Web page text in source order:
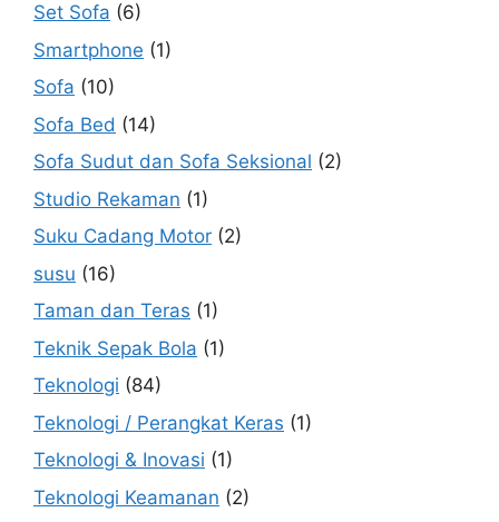
Set Sofa (6)
Smartphone (1)
Sofa (10)
Sofa Bed (14)
Sofa Sudut dan Sofa Seksional (2)
Studio Rekaman (1)
Suku Cadang Motor (2)
susu (16)
Taman dan Teras (1)
Teknik Sepak Bola (1)
Teknologi (84)
Teknologi / Perangkat Keras (1)
Teknologi & Inovasi (1)
Teknologi Keamanan (2)